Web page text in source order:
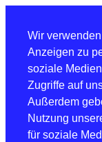
Wir
Anzeigen zu
soziale
Zugriffe auf
Außerdem
Nutzung
für soziale